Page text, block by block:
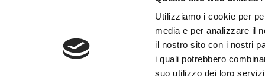
Utilizziamo i cookie per
media e per analizzare il
il nostro sito con i nostri
i quali potrebbero
suo utilizzo dei loro
AREA RISERVATA